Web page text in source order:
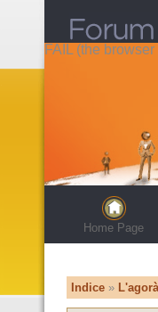
FAIL (the
Home Page
Indice »